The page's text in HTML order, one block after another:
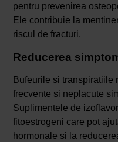
pentru prevenirea
Ele contribuie la
riscul de fracturi.
Reducerea
Bufeurile si transpiratiile
frecvente si neplacute
Suplimentele de
fitoestrogeni care pot
hormonale si la